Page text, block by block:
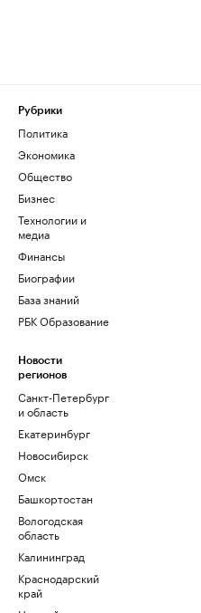
Рубрики
Политика
Экономика
Общество
Бизнес
Технологии и
медиа
Финансы
Биографии
База знаний
РБК Образование
Новости
регионов
Санкт-Петербург
и область
Екатеринбург
Новосибирск
Омск
Башкортостан
Вологодская
область
Калининград
Краснодарский
край